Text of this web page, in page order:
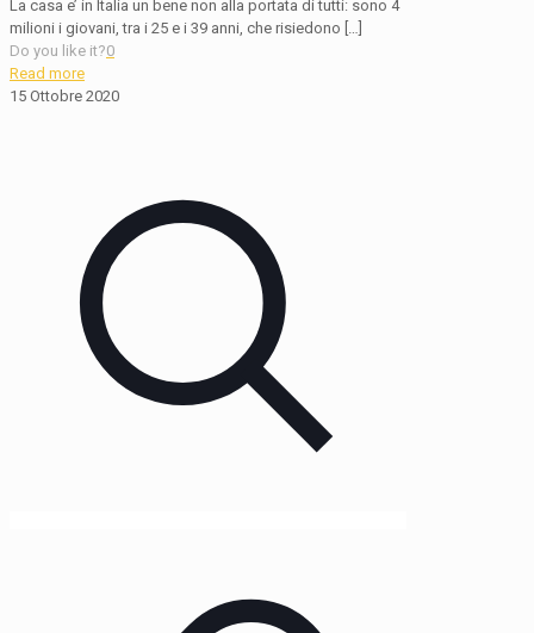
La casa e’ in Italia un bene non alla portata di tutti: sono 4
milioni i giovani, tra i 25 e i 39 anni, che risiedono […]
Do you like it?0
Read more
15 Ottobre 2020